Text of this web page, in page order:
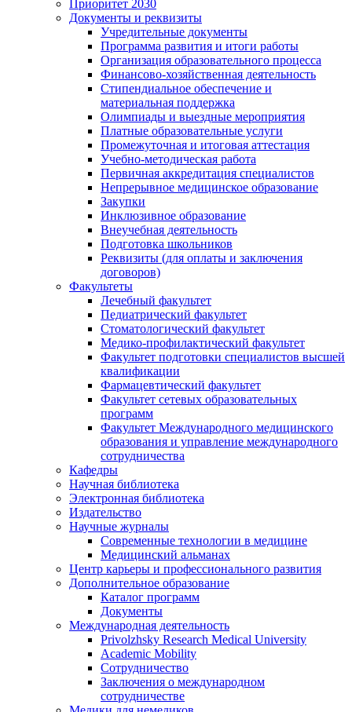
Приоритет 2030
Документы и реквизиты
Учредительные документы
Программа развития и итоги работы
Организация образовательного процесса
Финансово-хозяйственная деятельность
Стипендиальное обеспечение и
материальная поддержка
Олимпиады и выездные мероприятия
Платные образовательные услуги
Промежуточная и итоговая аттестация
Учебно-методическая работа
Первичная аккредитация специалистов
Непрерывное медицинское образование
Закупки
Инклюзивное образование
Внеучебная деятельность
Подготовка школьников
Реквизиты (для оплаты и заключения
договоров)
Факультеты
Лечебный факультет
Педиатрический факультет
Стоматологический факультет
Медико-профилактический факультет
Факультет подготовки специалистов высшей
квалификации
Фармацевтический факультет
Факультет сетевых образовательных
программ
Факультет Международного медицинского
образования и управление международного
сотрудничества
Кафедры
Научная библиотека
Электронная библиотека
Издательство
Научные журналы
Современные технологии в медицине
Медицинский альманах
Центр карьеры и профессионального развития
Дополнительное образование
Каталог программ
Документы
Международная деятельность
Privolzhsky Research Medical University
Academic Mobility
Сотрудничество
Заключения о международном
сотрудничестве